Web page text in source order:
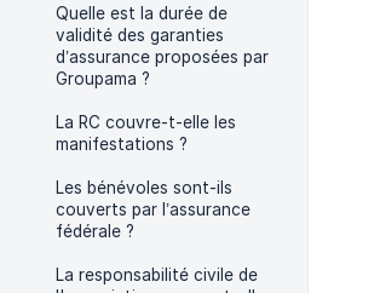
Quelle est la durée de
validité des garanties
d’assurance proposées par
Groupama ?
La RC couvre-t-elle les
manifestations ?
Les bénévoles sont-ils
couverts par l’assurance
fédérale ?
La responsabilité civile de